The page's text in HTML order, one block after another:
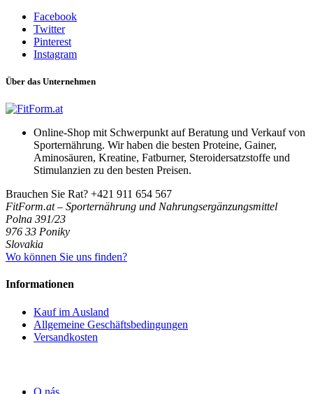
Facebook
Twitter
Pinterest
Instagram
Über das Unternehmen
Online-Shop mit Schwerpunkt auf Beratung und Verkauf von
Sporternährung. Wir haben die besten Proteine, Gainer,
Aminosäuren, Kreatine, Fatburner, Steroidersatzstoffe und
Stimulanzien zu den besten Preisen.
Brauchen Sie Rat? +421 911 654 567
FitForm.at – Sporternährung und Nahrungsergänzungsmittel
Polna 391/23
976 33 Poniky
Slovakia
Wo können Sie uns finden?
Informationen
Kauf im Ausland
Allgemeine Geschäftsbedingungen
Versandkosten
O nás